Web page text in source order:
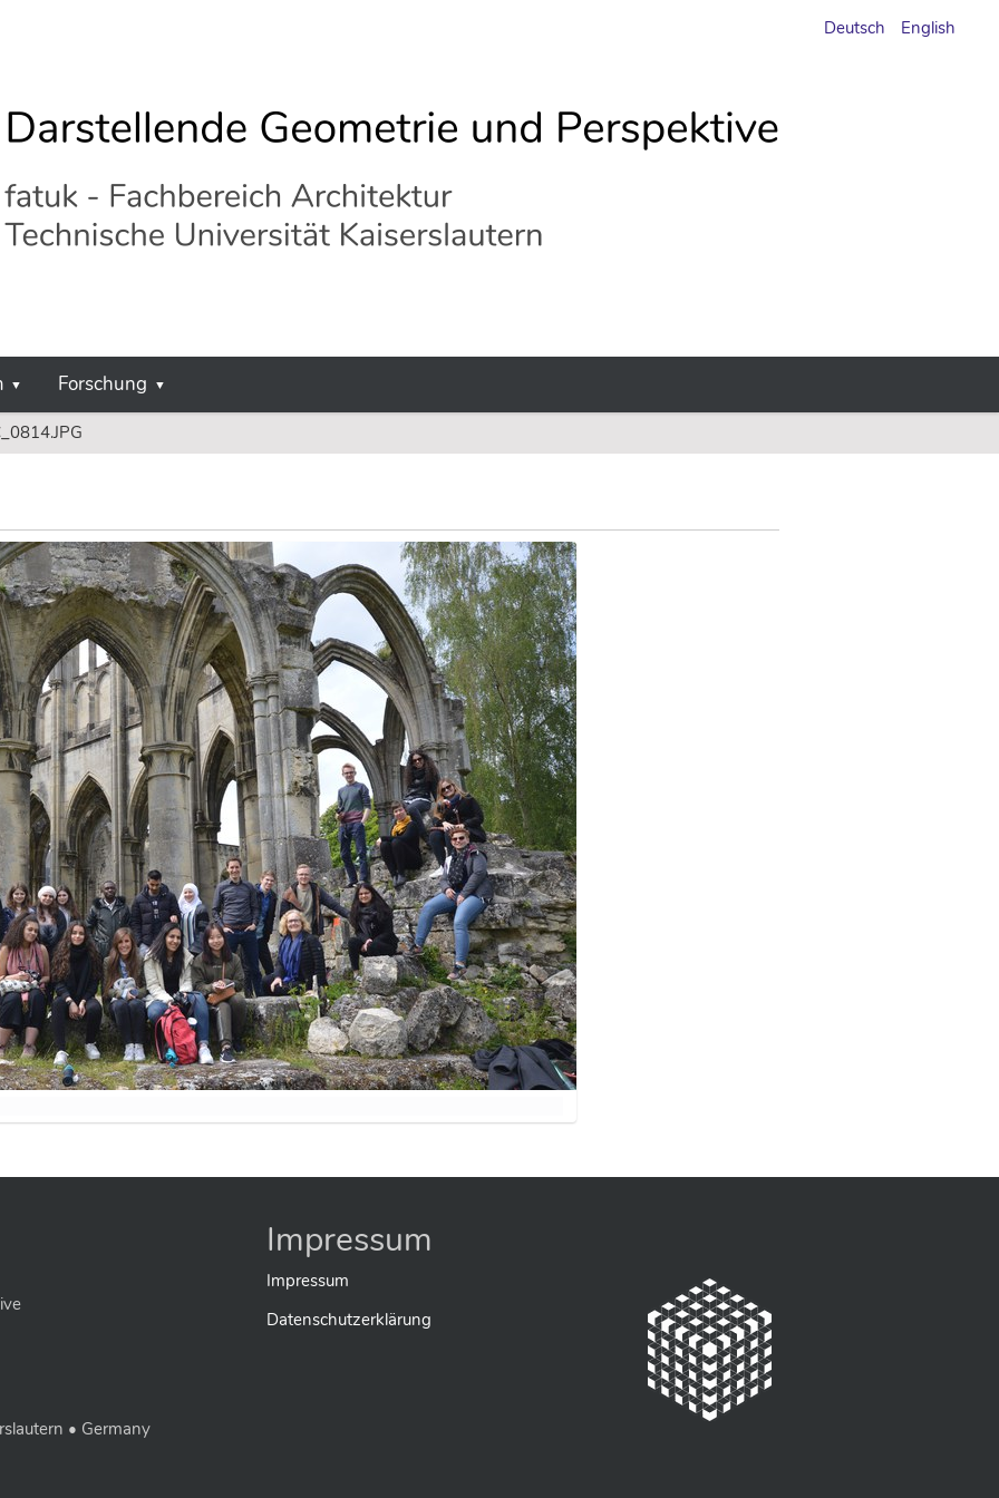
Deutsch English
Forschung
• Germany
Impressum
Impressum
Datenschutzerklärung